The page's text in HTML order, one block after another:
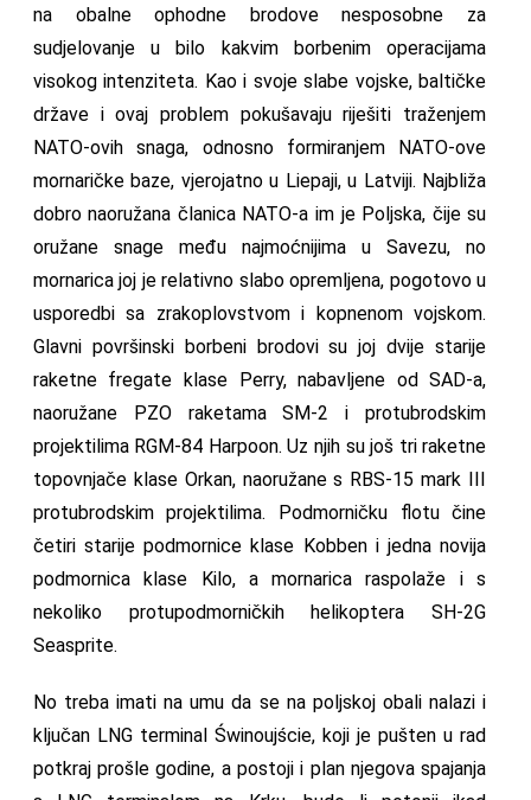
na obalne ophodne brodove nesposobne za
sudjelovanje u bilo kakvim borbenim operacijama
visokog intenziteta. Kao i svoje slabe vojske, baltičke
države i ovaj problem pokušavaju riješiti traženjem
NATO-ovih snaga, odnosno formiranjem NATO-ove
mornaričke baze, vjerojatno u Liepaji, u Latviji. Najbliža
dobro naoružana članica NATO-a im je Poljska, čije su
oružane snage među najmoćnijima u Savezu, no
mornarica joj je relativno slabo opremljena, pogotovo u
usporedbi sa zrakoplovstvom i kopnenom vojskom.
Glavni površinski borbeni brodovi su joj dvije starije
raketne fregate klase Perry, nabavljene od SAD-a,
naoružane PZO raketama SM-2 i protubrodskim
projektilima RGM-84 Harpoon. Uz njih su još tri raketne
topovnjače klase Orkan, naoružane s RBS-15 mark III
protubrodskim projektilima. Podmorničku flotu čine
četiri starije podmornice klase Kobben i jedna novija
podmornica klase Kilo, a mornarica raspolaže i s
nekoliko protupodmorničkih helikoptera SH-2G
Seasprite.
No treba imati na umu da se na poljskoj obali nalazi i
ključan LNG terminal Świnoujście, koji je pušten u rad
potkraj prošle godine, a postoji i plan njegova spajanja